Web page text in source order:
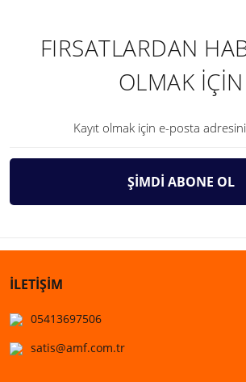
FIRSATLARDAN
OLMAK İÇİN
ŞİMDİ ABONE OL
İLETİŞİM
05413697506
satis@amf.com.tr